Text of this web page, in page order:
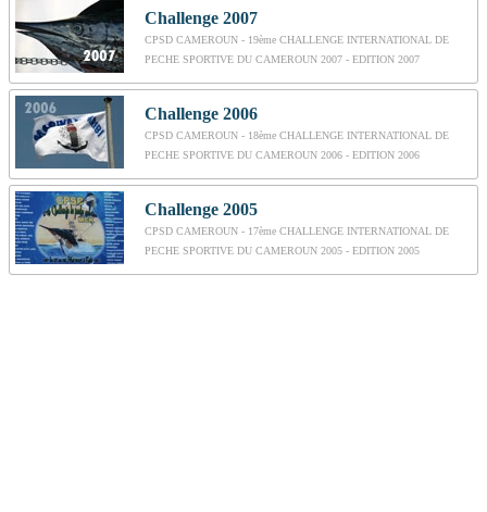
Challenge 2007
CPSD CAMEROUN - 19ème CHALLENGE INTERNATIONAL DE
PECHE SPORTIVE DU CAMEROUN 2007 - EDITION 2007
Challenge 2006
CPSD CAMEROUN - 18ème CHALLENGE INTERNATIONAL DE
PECHE SPORTIVE DU CAMEROUN 2006 - EDITION 2006
Challenge 2005
CPSD CAMEROUN - 17ème CHALLENGE INTERNATIONAL DE
PECHE SPORTIVE DU CAMEROUN 2005 - EDITION 2005